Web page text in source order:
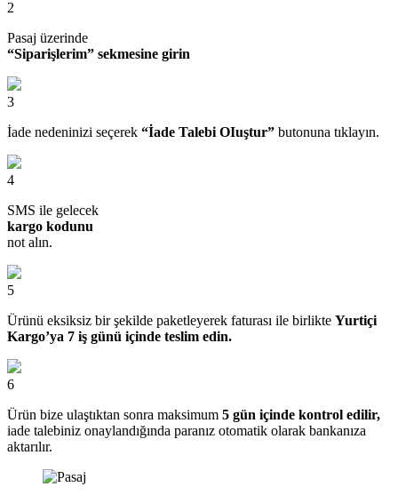
2
Pasaj üzerinde
“Siparişlerim” sekmesine girin
3
İade nedeninizi seçerek “İade Talebi OIuştur” butonuna tıklayın.
4
SMS ile gelecek
kargo kodunu
not alın.
5
Ürünü eksiksiz bir şekilde paketleyerek faturası ile birlikte Yurtiçi
Kargo’ya 7 iş günü içinde teslim edin.
6
Ürün bize ulaştıktan sonra maksimum 5 gün içinde kontrol edilir,
iade talebiniz onaylandığında paranız otomatik olarak bankanıza
aktarılır.